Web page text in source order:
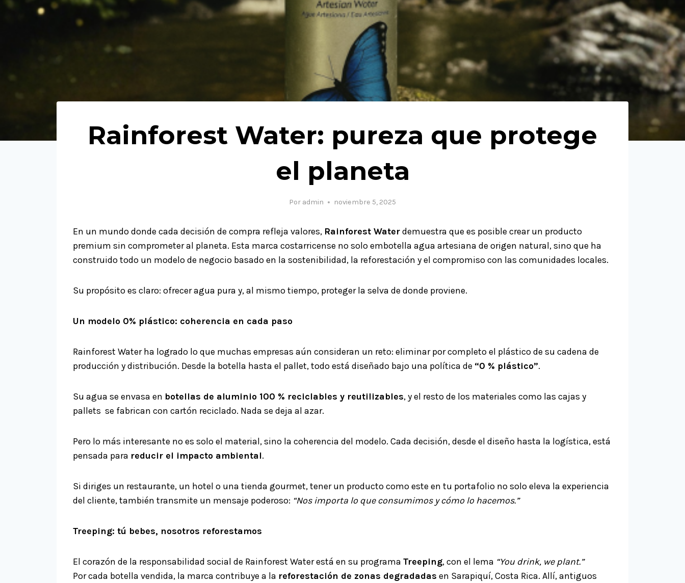
Rainforest Water: pureza que protege
el planeta
Por admin noviembre 5, 2025
En un mundo donde cada decisión de compra refleja valores, Rainforest Waterdemuestra que es posible crear un producto
premium sin comprometer al planeta. Esta marca costarricense no solo embotella agua artesiana de origen natural, sino que ha
construido todo un modelo de negocio basado en la sostenibilidad, la reforestación y el compromiso con las comunidades locales.
Su propósito es claro: ofrecer agua pura y, al mismo tiempo, proteger la selva de donde proviene.
Un modelo 0% plástico: coherencia en cada paso
Rainforest Water ha logrado lo que muchas empresas aún consideran un reto: eliminar por completo el plástico de su cadena de
producción y distribución. Desde la botella hasta el pallet, todo está diseñado bajo una política de “0 % plástico”.
Su agua se envasa en botellas de aluminio 100 % reciclables y reutilizables, y el resto de los materiales como las cajas y
pallets se fabrican con cartón reciclado. Nada se deja al azar.
Pero lo más interesante no es solo el material, sino la coherencia del modelo. Cada decisión, desde el diseño hasta la logística, está
pensada para reducir el impacto ambiental.
Si diriges un restaurante, un hotel o una tienda gourmet, tener un producto como este en tu portafolio no solo eleva la experiencia
del cliente, también transmite un mensaje poderoso: “Nos importa lo que consumimos y cómo lo hacemos.”
Treeping: tú bebes, nosotros reforestamos
El corazón de la responsabilidad social de Rainforest Water está en su programa Treeping, con el lema “You drink, we plant.”
Por cada botella vendida, la marca contribuye a la reforestación de zonas degradadas en Sarapiquí, Costa Rica. Allí, antiguos